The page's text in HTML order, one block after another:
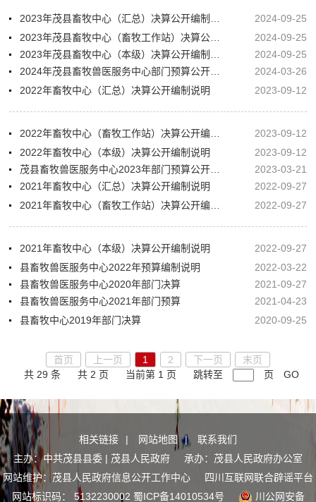
2024-09-25
2024-09-25
2024-09-25
2024-03-26
2022年畜牧中心（汇总）决算公开编制说明
2023-09-12
2023-09-12
2022年畜牧中心（本级）决算公开编制说明
2023-09-12
2023-03-21
2021年畜牧中心（汇总）决算公开编制说明
2022-09-27
2022-09-27
2021年畜牧中心（本级）决算公开编制说明
2022-09-27
县畜牧兽医服务中心2022年预算编制说明
2022-03-22
县畜牧兽医服务中心2020年部门决算
2021-09-27
县畜牧兽医服务中心2021年部门预算
2021-04-23
县畜牧中心2019年部门决算
2020-09-25
首页 上一页 1 2 下一页
末页
共 29 条
共 2 页 当前第 1 页 跳转至 页 GO
相关链接 | 网站地图 |
联系我们
主办：中共茂县县委 | 茂县人民政府 承办：茂县人民政府办公室
网站维护：茂县人民政府信息公开工作中心
四川互联网联合辟谣平台
网站标识码： 5132230002 蜀ICP备14010534号 川公网安备